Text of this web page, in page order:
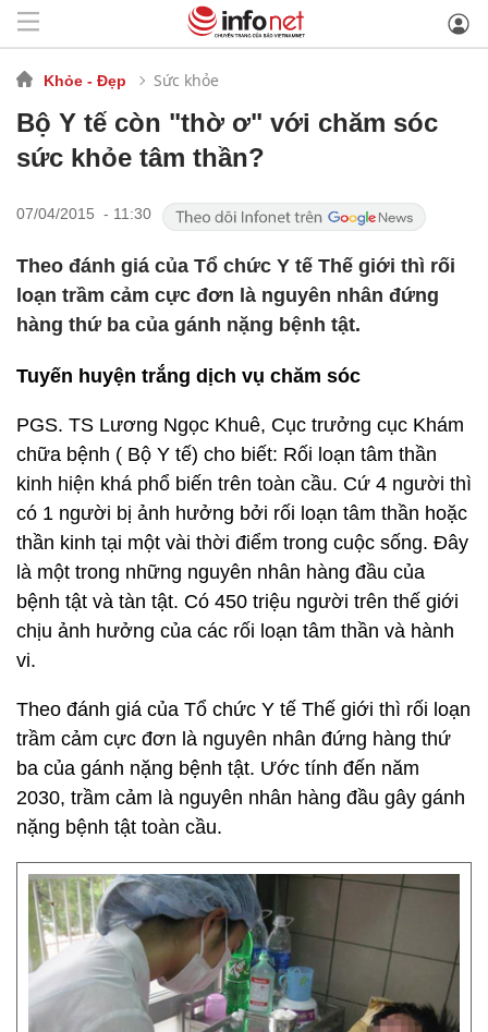
Khỏe - Đẹp Sức khỏe
Bộ Y tế còn "thờ ơ" với chăm sóc
sức khỏe tâm thần?
07/04/2015 - 11:30
Theo đánh giá của Tổ chức Y tế Thế giới thì rối
loạn trầm cảm cực đơn là nguyên nhân đứng
hàng thứ ba của gánh nặng bệnh tật.
Tuyến huyện trắng dịch vụ chăm sóc
PGS. TS Lương Ngọc Khuê, Cục trưởng cục Khám
chữa bệnh ( Bộ Y tế) cho biết: Rối loạn tâm thần
kinh hiện khá phổ biến trên toàn cầu. Cứ 4 người thì
có 1 người bị ảnh hưởng bởi rối loạn tâm thần hoặc
thần kinh tại một vài thời điểm trong cuộc sống. Đây
là một trong những nguyên nhân hàng đầu của
bệnh tật và tàn tật. Có 450 triệu người trên thế giới
chịu ảnh hưởng của các rối loạn tâm thần và hành
vi.
Theo đánh giá của Tổ chức Y tế Thế giới thì rối loạn
trầm cảm cực đơn là nguyên nhân đứng hàng thứ
ba của gánh nặng bệnh tật. Ước tính đến năm
2030, trầm cảm là nguyên nhân hàng đầu gây gánh
nặng bệnh tật toàn cầu.